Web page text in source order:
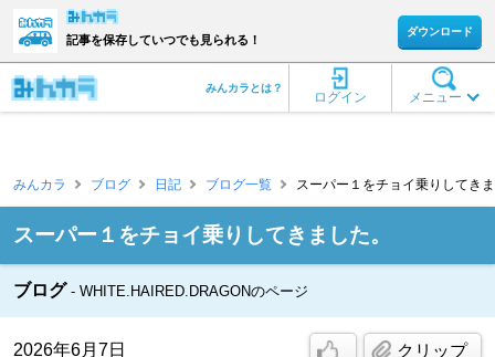
記事を保存していつでも見られる！
ダウンロード
メニュー
ログイン
みんカラとは？
みんカラ ブログ 日記 ブログ一覧 スーパー１をチョイ乗りしてき
スーパー１をチョイ乗りしてきました。
ブログ WHITE.HAIRED.DRAGONのページ
2026年6月7日 クリップ